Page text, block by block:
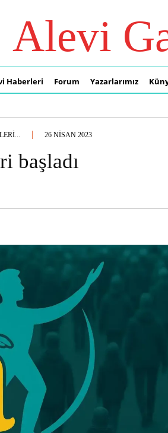
Alevi
Haberleri Forum Yazarlarımız
26 NISAN 2023
başladı